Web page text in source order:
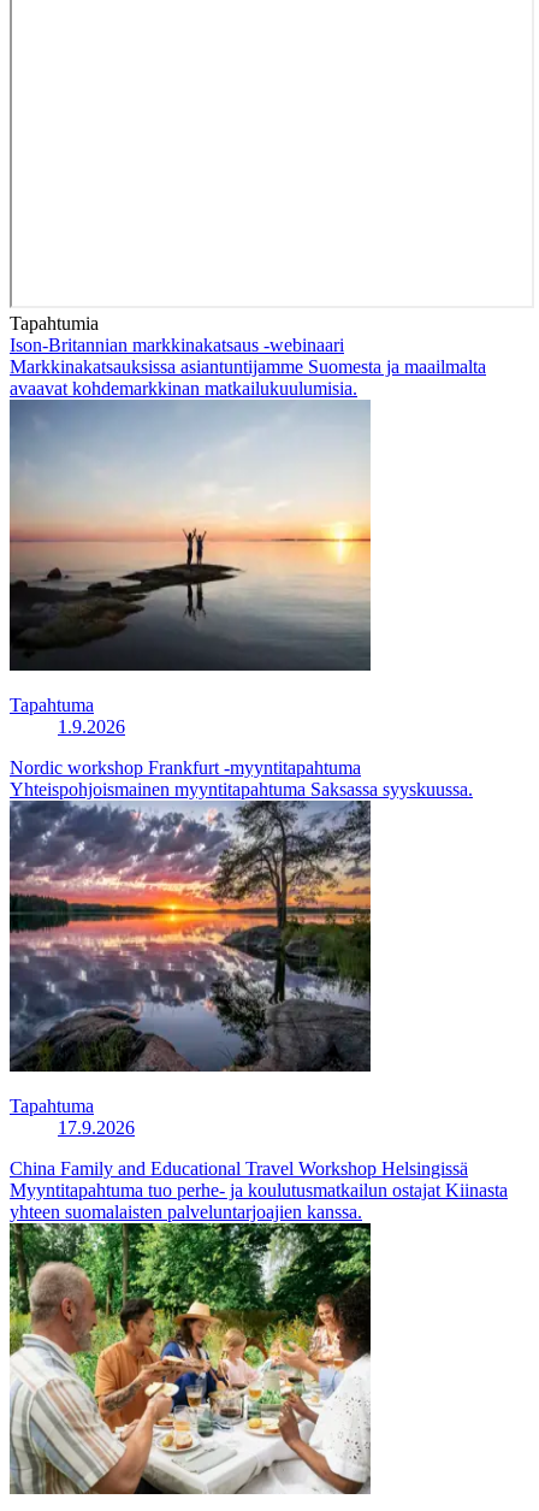
Tapahtumia
Ison-Britannian markkinakatsaus -webinaari
Markkinakatsauksissa asiantuntijamme Suomesta ja maailmalta
avaavat kohdemarkkinan matkailukuulumisia.
Tapahtuma
1.9.2026
Nordic workshop Frankfurt -myyntitapahtuma
Yhteispohjoismainen myyntitapahtuma Saksassa syyskuussa.
Tapahtuma
17.9.2026
China Family and Educational Travel Workshop Helsingissä
Myyntitapahtuma tuo perhe- ja koulutusmatkailun ostajat Kiinasta
yhteen suomalaisten palveluntarjoajien kanssa.